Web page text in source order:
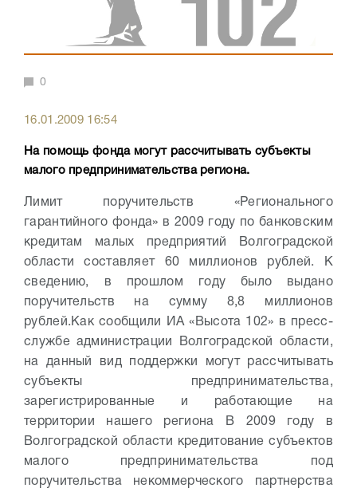
0
16.01.2009 16:54
На помощь фонда могут рассчитывать субъекты
малого предпринимательства региона.
Лимит поручительств «Регионального
гарантийного фонда» в 2009 году по банковским
кредитам малых предприятий Волгоградской
области составляет 60 миллионов рублей. К
сведению, в прошлом году было выдано
поручительств на сумму 8,8 миллионов
рублей. Как сообщили ИА «Высота 102» в пресс-
службе администрации Волгоградской области,
на данный вид поддержки могут рассчитывать
субъекты предпринимательства,
зарегистрированные и работающие на
территории нашего региона
В 2009 году в
Волгоградской области кредитование субъектов
малого предпринимательства под
поручительства некоммерческого партнерства